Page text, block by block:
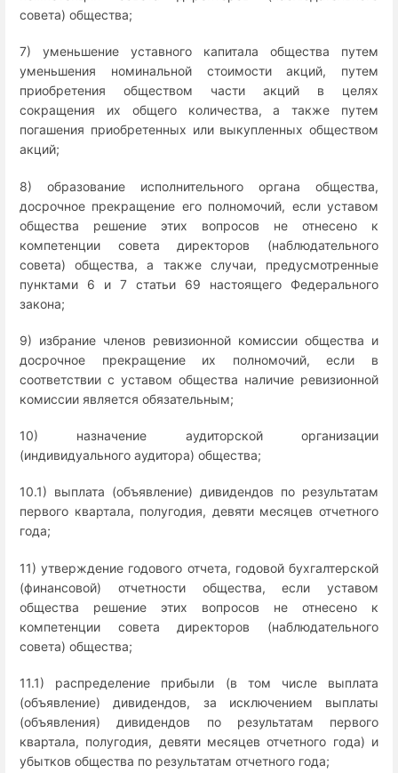
совета) общества;
7) уменьшение уставного капитала общества путем
уменьшения номинальной стоимости акций, путем
приобретения обществом части акций в целях
сокращения их общего количества, а также путем
погашения приобретенных или выкупленных обществом
акций;
8) образование исполнительного органа общества,
досрочное прекращение его полномочий, если уставом
общества решение этих вопросов не отнесено к
компетенции совета директоров (наблюдательного
совета) общества, а также случаи, предусмотренные
пунктами 6 и 7 статьи 69 настоящего Федерального
закона;
9) избрание членов ревизионной комиссии общества и
досрочное прекращение их полномочий, если в
соответствии с уставом общества наличие ревизионной
комиссии является обязательным;
10) назначение аудиторской организации
(индивидуального аудитора) общества;
10.1) выплата (объявление) дивидендов по результатам
первого квартала, полугодия, девяти месяцев отчетного
года;
11) утверждение годового отчета, годовой бухгалтерской
(финансовой) отчетности общества, если уставом
общества решение этих вопросов не отнесено к
компетенции совета директоров (наблюдательного
совета) общества;
11.1) распределение прибыли (в том числе выплата
(объявление) дивидендов, за исключением выплаты
(объявления) дивидендов по результатам первого
квартала, полугодия, девяти месяцев отчетного года) и
убытков общества по результатам отчетного года;